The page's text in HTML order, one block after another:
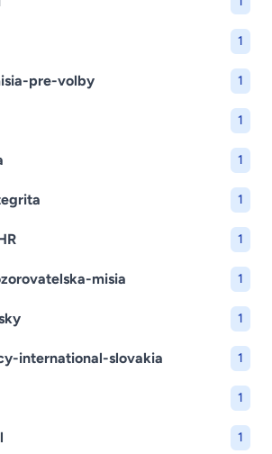
1
pre-volby 1
1
1
1
1
misia 1
1
international-slovakia 1
1
1